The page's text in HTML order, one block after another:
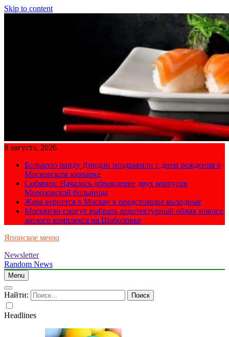
Skip to content
8 августа, 2026
Большую панду Диндин поздравили с днем рождения в
Московском зоопарке
Собянин: Началось обновление двух корпусов
Морозовской больницы
Жара вернется в Москву в предстоящие выходные
Москвичи смогут выбрать архитектурный облик нового
жилого комплекса на Шаболовке
Японское меню
Newsletter
Random News
Menu
Найти:
Headlines